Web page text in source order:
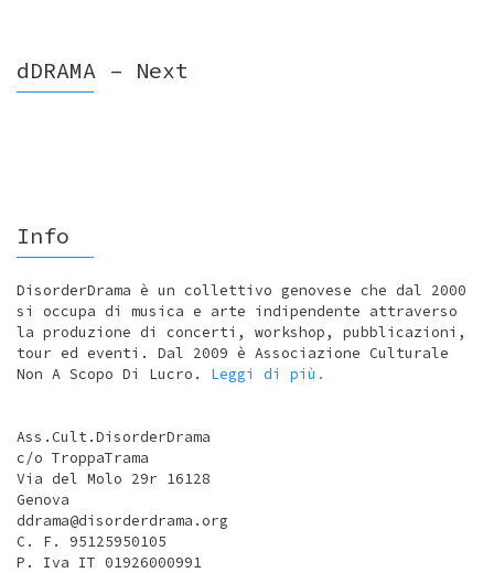
dDRAMA – Next
Info
DisorderDrama è un collettivo genovese che dal 2000
si occupa di musica e arte indipendente attraverso
la produzione di concerti, workshop, pubblicazioni,
tour ed eventi. Dal 2009 è Associazione Culturale
Non A Scopo Di Lucro. Leggi di più.
Ass.Cult.DisorderDrama
c/o TroppaTrama
Via del Molo 29r 16128
Genova
ddrama@disorderdrama.org
C. F. 95125950105
P. Iva IT 01926000991